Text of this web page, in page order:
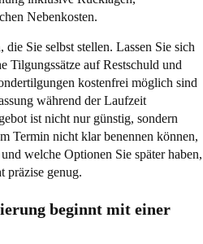
Nebenkosten.
Sie selbst stellen. Lassen Sie sich
Tilgungssätze auf Restschuld und
kostenfrei möglich sind
während der Laufzeit
ist nicht nur günstig, sondern
Termin nicht klar benennen können,
welche Optionen Sie später haben,
präzise genug.
beginnt mit einer